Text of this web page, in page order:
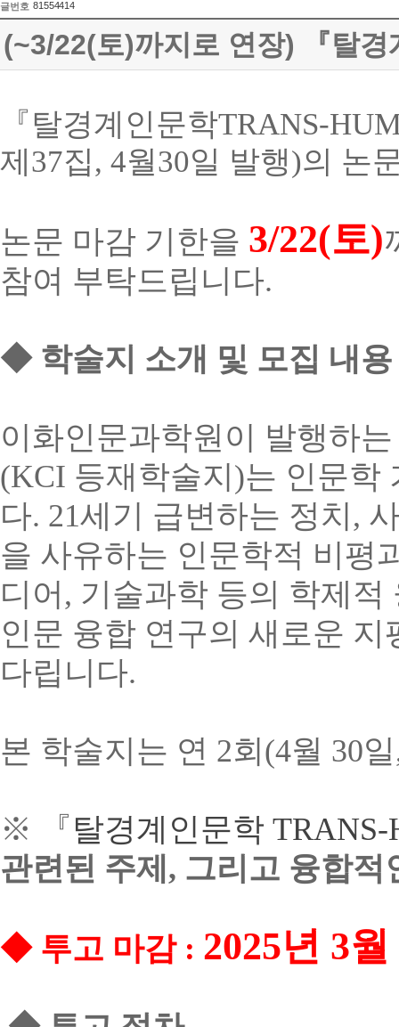
글번호 81554414
(~3/22(토)까지로 연장) 『탈
『 탈경계인문학TRANS-
제 37집, 4월30일 발행)의 논
논문 마감 기한을 3/22(토)
참여 부탁드립니다.
◆ 학술지 소개 및 모집 내용
이화인문과학원이
발행하는
(KCI 등재학술지 )는 인문학
다. 21세기 급변하는 정치 ,
을 사유하는 인문학적 비평
디어 , 기술과학 등의 학제적
인문 융합 연구의 새로운 지
다립니다.
본 학술지는 연 2회 (4월 30일
※ 『 탈경계인문학
관련된 주제 , 그리고 융합적
◆ 투고 마감: 2025년 3월